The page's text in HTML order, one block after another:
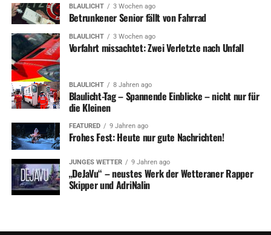
BLAULICHT 3 Wochen ago
Betrunkener Senior fällt von Fahrrad
BLAULICHT 3 Wochen ago
Vorfahrt missachtet: Zwei Verletzte nach Unfall
BLAULICHT 8 Jahren ago
Blaulicht-Tag – Spannende Einblicke – nicht nur für
die Kleinen
FEATURED 9 Jahren ago
Frohes Fest: Heute nur gute Nachrichten!
JUNGES WETTER 9 Jahren ago
„DeJaVu“ – neustes Werk der Wetteraner Rapper
Skipper und AdriNalin